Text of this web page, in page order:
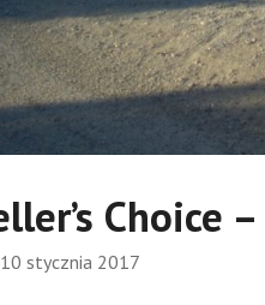
Choice
10 stycznia 2017